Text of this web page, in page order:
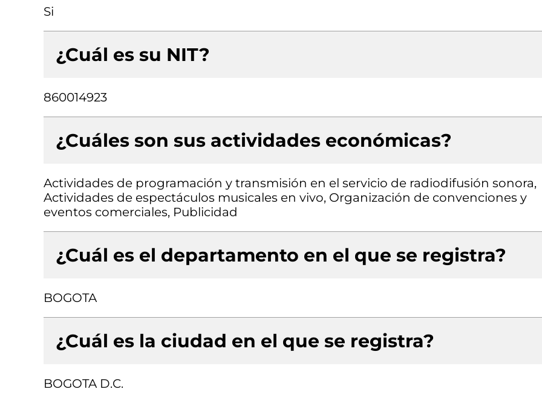
Si
¿Cuál es su NIT?
860014923
¿Cuáles son sus actividades económicas?
Actividades de programación y transmisión en el servicio de radiodifusión sonora,
Actividades de espectáculos musicales en vivo, Organización de convenciones y
eventos comerciales, Publicidad
¿Cuál es el departamento en el que se registra?
BOGOTA
¿Cuál es la ciudad en el que se registra?
BOGOTA D.C.